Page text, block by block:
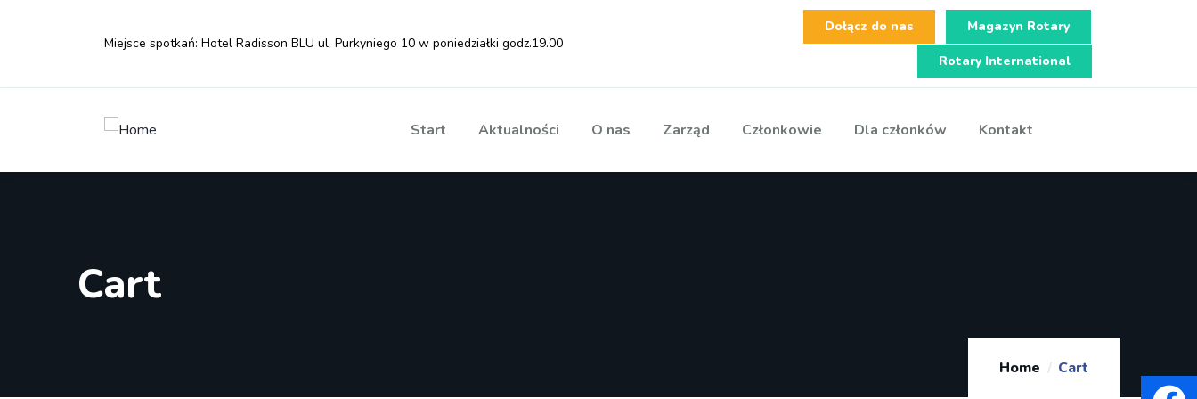
Miejsce spotkań: Hotel Radisson BLU ul. Purkyniego 10 w poniedziałki godz.19.00
Dołącz do nas Magazyn Rotary
Rotary International
Start Aktualności O nas Zarząd Członkowie Dla członków Kontakt
Cart
Home Cart